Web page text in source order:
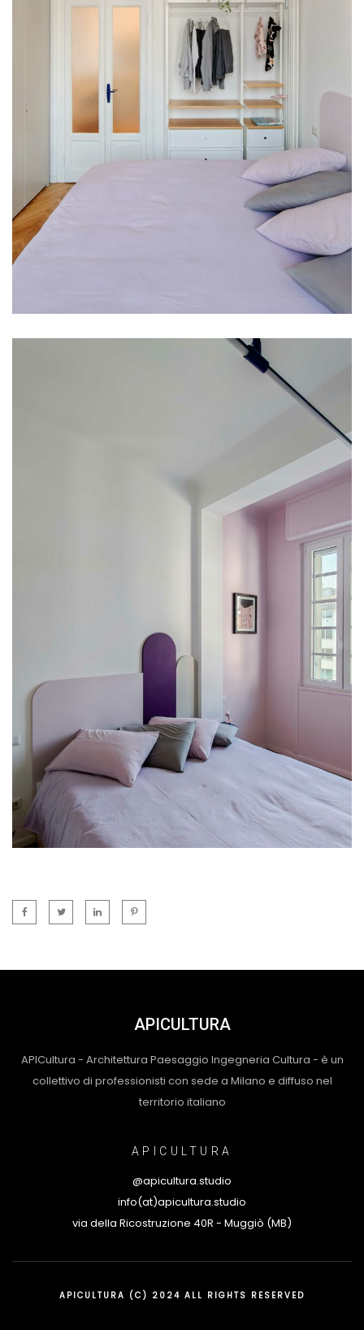
APICULTURA
APICultura - Architettura Paesaggio Ingegneria Cultura - è un
collettivo di professionisti con sede a Milano e diffuso nel
territorio italiano
APICULTURA
@apicultura.studio
info(at)apicultura.studio
via della Ricostruzione 40R - Muggiò (MB)
APICULTURA (C) 2024 ALL RIGHTS RESERVED